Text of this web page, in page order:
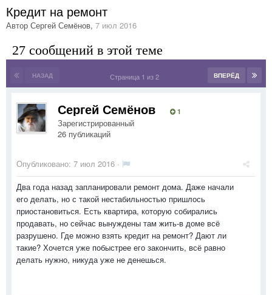
Кредит на ремонт
Автор Сергей Семёнов, 7 июл 2016
27 сообщений в этой теме
НАЗАД ВПЕРЁД
Страница 1 из 2
Сергей Семёнов 1
Зарегистрированный
26 публикаций
Опубликовано: 7 июл 2016 ·
Два года назад запланировали ремонт дома. Даже начали
его делать, но с такой нестабильностью пришлось
приостановиться. Есть квартира, которую собирались
продавать, но сейчас вынуждены там жить-в доме всё
разрушено. Где можно взять кредит на ремонт? Дают ли
такие? Хочется уже побыстрее его закончить, всё равно
делать нужно, никуда уже не денешься.